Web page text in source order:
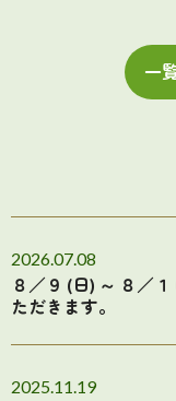
一
2026.07.08
８／９ (日) ～ ８／
ただきます。
2025.11.19